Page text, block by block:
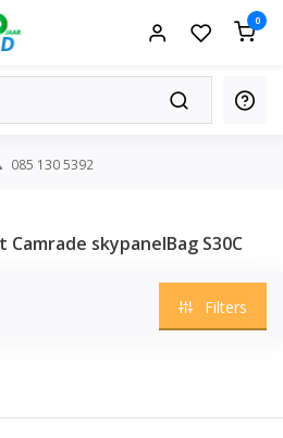
0
085 130 5392
skypanelBag S30C
Filters